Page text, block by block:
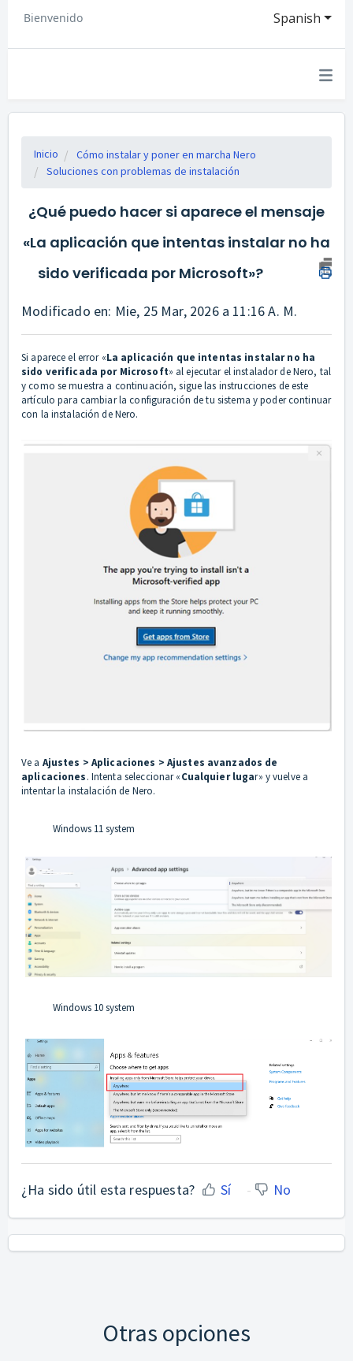
Spanish
Bienvenido
Inicio
Cómo instalar y poner en marcha Nero
Soluciones con problemas de instalación
¿Qué puedo hacer si aparece el mensaje
«La aplicación que intentas instalar no ha
sido verificada por Microsoft»?
Modificado en: Mie, 25 Mar, 2026 a 11:16 A. M.
Si aparece el error «La aplicación que intentas instalar no ha
sido verificada por Microsoft» al ejecutar el instalador de Nero, tal
y como se muestra a continuación, sigue las instrucciones de este
artículo para cambiar la configuración de tu sistema y poder continuar
con la instalación de Nero.
Ve a Ajustes > Aplicaciones > Ajustes avanzados de
aplicaciones. Intenta seleccionar «Cualquier lugar» y vuelve a
intentar la instalación de Nero.
Windows 11 system
Windows 10 system
¿Ha sido útil esta respuesta? Sí No
Otras opciones